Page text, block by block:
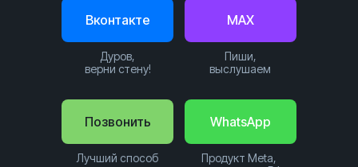
Позвонить
Лучший способ
WhatsApp
Продукт Meta,
Вконтакте
Дуров,
верни стену!
MAX
Пиши,
выслушаем